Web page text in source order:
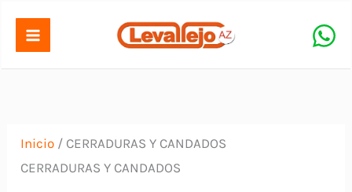
Inicio / CERRADURAS Y CANDADOS
CERRADURAS Y CANDADOS